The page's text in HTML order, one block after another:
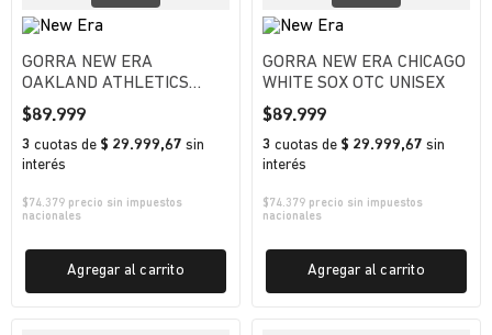
GORRA NEW ERA
OAKLAND ATHLETICS
UNISEX
$89.999
3 cuotas de $ 29.999,67 sin
interés
$74.379 precio sin impuestos
nacionales
Agregar al carrito
GORRA NEW ERA CHICAGO
WHITE SOX OTC UNISEX
$89.999
3 cuotas de $ 29.999,67 sin
interés
$74.379 precio sin impuestos
nacionales
Agregar al carrito